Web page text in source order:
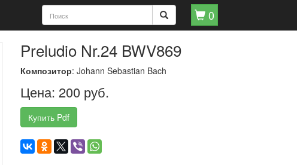
0
Preludio Nr.24 BWV869
Композитор: Johann Sebastian Bach
Цена: 200 руб.
Купить Pdf